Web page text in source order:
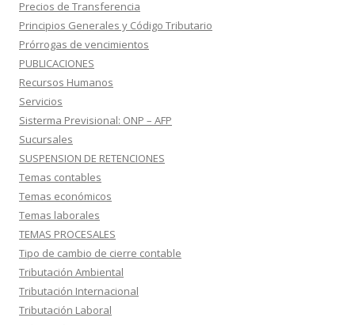
Precios de Transferencia
Principios Generales y Código Tributario
Prórrogas de vencimientos
PUBLICACIONES
Recursos Humanos
Servicios
Sisterma Previsional: ONP – AFP
Sucursales
SUSPENSION DE RETENCIONES
Temas contables
Temas económicos
Temas laborales
TEMAS PROCESALES
Tipo de cambio de cierre contable
Tributación Ambiental
Tributación Internacional
Tributación Laboral